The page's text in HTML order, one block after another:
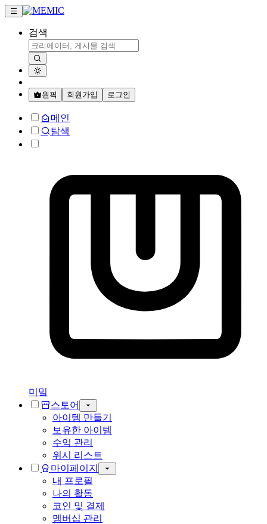
검색
원픽 회원가입 로그인
메인
탐색
미밐
스토어
아이템 만들기
보유한 아이템
수익 관리
위시 리스트
마이페이지
내 프로필
나의 활동
코인 및 결제
멤버십 관리